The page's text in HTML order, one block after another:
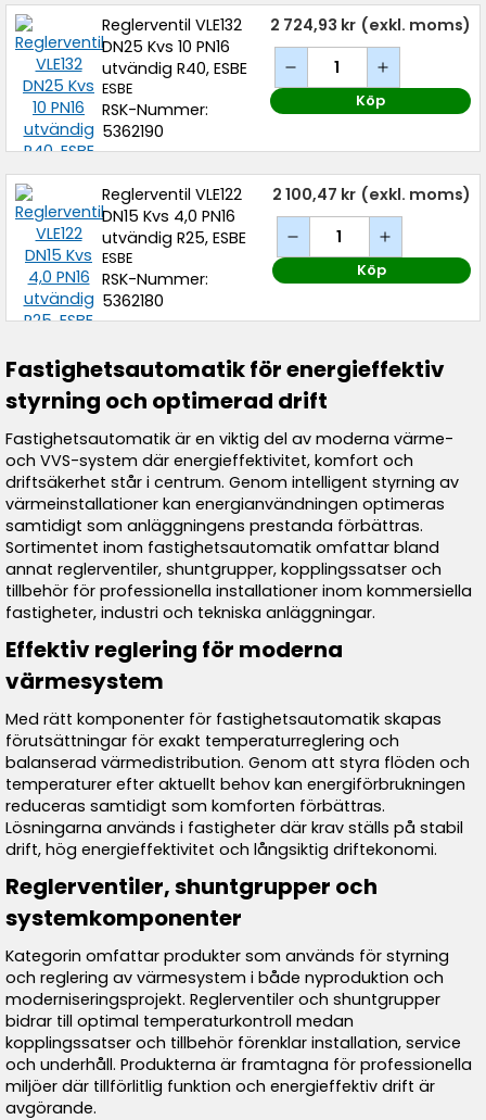
Reglerventil VLE132
DN25 Kvs 10 PN16
utvändig R40, ESBE
ESBE
RSK-Nummer:
5362190
2 724,93 kr (exkl. moms)
Köp
Reglerventil VLE122
DN15 Kvs 4,0 PN16
utvändig R25, ESBE
ESBE
RSK-Nummer:
5362180
2 100,47 kr (exkl. moms)
Köp
Fastighetsautomatik för energieffektiv
styrning och optimerad drift
Fastighetsautomatik är en viktig del av moderna värme-
och VVS-system där energieffektivitet, komfort och
driftsäkerhet står i centrum. Genom intelligent styrning av
värmeinstallationer kan energianvändningen optimeras
samtidigt som anläggningens prestanda förbättras.
Sortimentet inom fastighetsautomatik omfattar bland
annat reglerventiler, shuntgrupper, kopplingssatser och
tillbehör för professionella installationer inom kommersiella
fastigheter, industri och tekniska anläggningar.
Effektiv reglering för moderna
värmesystem
Med rätt komponenter för fastighetsautomatik skapas
förutsättningar för exakt temperaturreglering och
balanserad värmedistribution. Genom att styra flöden och
temperaturer efter aktuellt behov kan energiförbrukningen
reduceras samtidigt som komforten förbättras.
Lösningarna används i fastigheter där krav ställs på stabil
drift, hög energieffektivitet och långsiktig driftekonomi.
Reglerventiler, shuntgrupper och
systemkomponenter
Kategorin omfattar produkter som används för styrning
och reglering av värmesystem i både nyproduktion och
moderniseringsprojekt. Reglerventiler och shuntgrupper
bidrar till optimal temperaturkontroll medan
kopplingssatser och tillbehör förenklar installation, service
och underhåll. Produkterna är framtagna för professionella
miljöer där tillförlitlig funktion och energieffektiv drift är
avgörande.